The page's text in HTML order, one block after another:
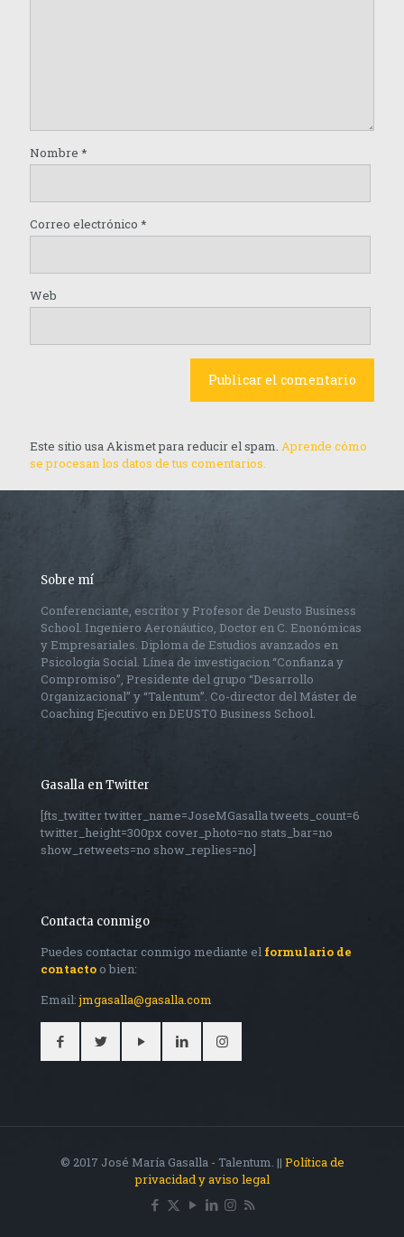
Nombre *
Correo electrónico *
Web
Este sitio usa Akismet para reducir el spam. Aprende cómo
se procesan los datos de tus comentarios.
Sobre mí
Conferenciante, escritor y Profesor de Deusto Business
School. Ingeniero Aeronáutico, Doctor en C. Enonómicas
y Empresariales. Diploma de Estudios avanzados en
Psicología Social. Línea de investigacion “Confianza y
Compromiso”, Presidente del grupo “Desarrollo
Organizacional” y “Talentum”. Co-director del Máster de
Coaching Ejecutivo en DEUSTO Business School.
Gasalla en Twitter
[fts_twitter twitter_name=JoseMGasalla tweets_count=6
twitter_height=300px cover_photo=no stats_bar=no
show_retweets=no show_replies=no]
Contacta conmigo
Puedes contactar conmigo mediante el formulario de
contacto o bien:
Email:jmgasalla@gasalla.com
© 2017 José María Gasalla - Talentum. || Política de
privacidad y aviso legal